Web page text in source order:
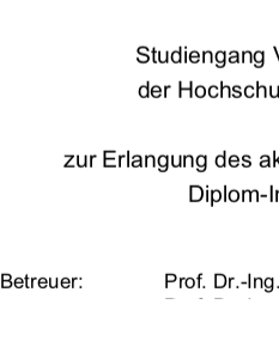
Studiengang
der
zur Erlangung des
Diplom-
Betreuer:
Prof. Dr.-
Prof. Dr.-